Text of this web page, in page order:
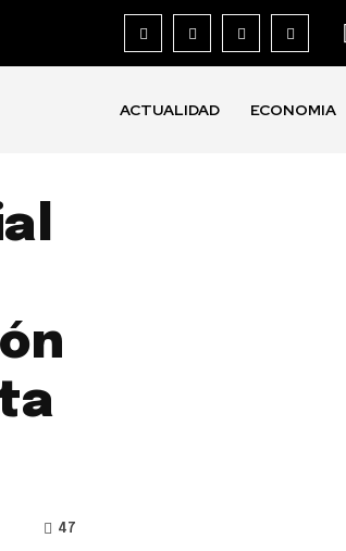
ACTUALIDAD ECONOMIA
47